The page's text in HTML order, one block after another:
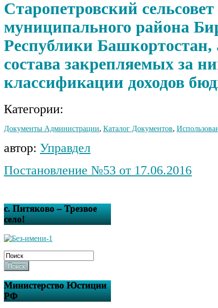
Старопетровский сельсовет
муниципального района
Республики Башкортостан,
состава закрепляемых за
классификации доходов
Категории:
Документы Администрации, Каталог Документов,
автор: Управдел
Постановление №53 от 17.06.2016
с. Питяково – Трезвое
село!
Поиск
Министерство Юстиции
РФ